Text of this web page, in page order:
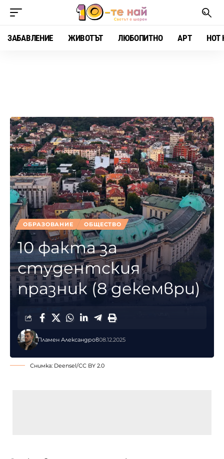
ЗАБАВЛЕНИЕ ЖИВОТЪТ ЛЮБОПИТНО АРТ HOT
ОБРАЗОВАНИЕ ОБЩЕСТВО
10 факта за
студентския
празник (8 декември)
Пламен Александров08.12.2025
Снимка: Deensel/CC BY 2.0